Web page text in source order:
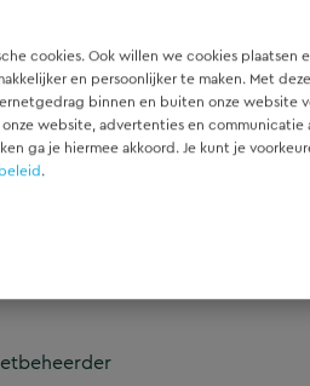
cookies. Ook willen we cookies plaatsen
en persoonlijker te maken. Met
binnen en buiten onze website
website, advertenties en communicatie
ga je hiermee akkoord. Je kunt je
.
eigendom en
en wordt de afhankelijkheid
leefbaar en economisch sterk te